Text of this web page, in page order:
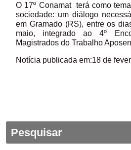
O 17º Conamat terá como
sociedade: um diálogo
em Gramado (RS), entre os
maio, integrado ao 4º
Magistrados do Trabalho
Notícia publicada em:18 de
Pesquisar